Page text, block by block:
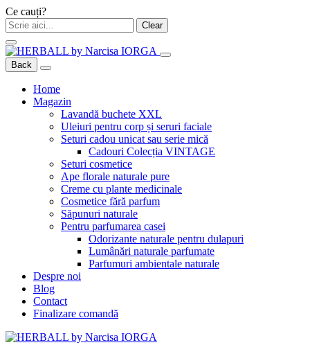
Ce cauți?
Clear
Back
Home
Magazin
Lavandă buchete XXL
Uleiuri pentru corp și seruri faciale
Seturi cadou unicat sau serie mică
Cadouri Colecția VINTAGE
Seturi cosmetice
Ape florale naturale pure
Creme cu plante medicinale
Cosmetice fără parfum
Săpunuri naturale
Pentru parfumarea casei
Odorizante naturale pentru dulapuri
Lumânări naturale parfumate
Parfumuri ambientale naturale
Despre noi
Blog
Contact
Finalizare comandă